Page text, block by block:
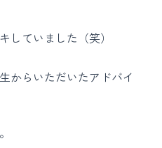
していました（笑）
からいただいたアドバイ